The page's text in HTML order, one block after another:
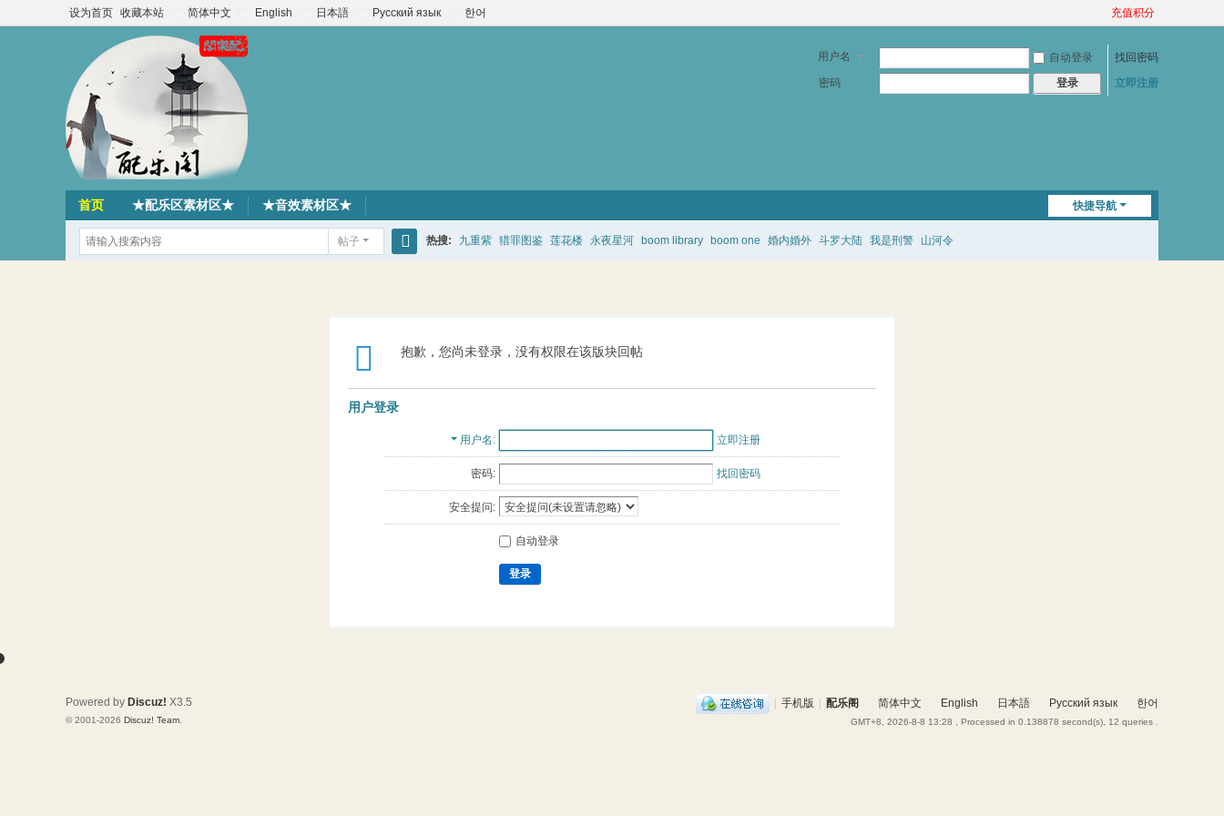
设为首页 收藏本站 简体中文 English 日本語 Русский язык 한어 充值积分
用户名 自动登录
找回密码
密码
登录 立即注册
快捷导航
首页 ★配乐区素材区★ ★音效素材区★
帖子 热搜: 九重紫 猎罪图鉴 莲花楼 永夜星河 boom library boom one 婚内婚外 斗罗大陆 我是刑警 山河令
抱歉，您尚未登录，没有权限在该版块回帖
用户登录
用户名 立即注册
密码: 找回密码
安全提问:
自动登录
登录
| 手机版 | 配乐阁 简体中文 English 日本語 Русский язык 한어
GMT+8, 2026-8-8 13:28 , Processed in 0.138878 second(s), 12 queries .
Powered by Discuz! X3.5
© 2001-2026 Discuz! Team